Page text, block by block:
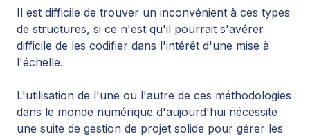
Il est difficile de trouver un inconvénient à ces types
de structures, si ce n'est qu'il pourrait s'avérer
difficile de les codifier dans l'intérêt d'une mise à
l'échelle.
L'utilisation de l'une ou l'autre de ces méthodologies
dans le monde numérique d'aujourd'hui nécessite
une suite de gestion de projet solide pour gérer les